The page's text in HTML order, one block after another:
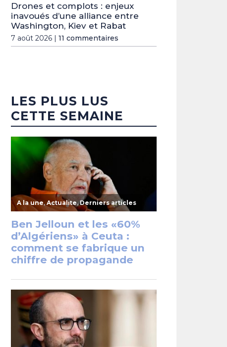
Drones et complots : enjeux
inavoués d’une alliance entre
Washington, Kiev et Rabat
7 août 2026 | 11 commentaires
LES PLUS LUS
CETTE SEMAINE